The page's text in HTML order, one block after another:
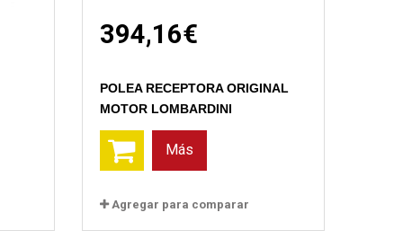
394,16€
POLEA RECEPTORA ORIGINAL
MOTOR LOMBARDINI
Más
Agregar para comparar